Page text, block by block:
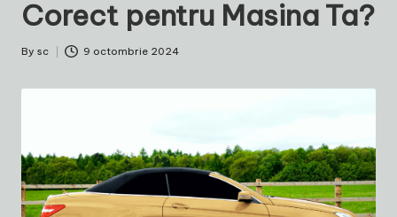
Corect pentru Masina Ta?
Posted
By sc 9 octombrie 2024